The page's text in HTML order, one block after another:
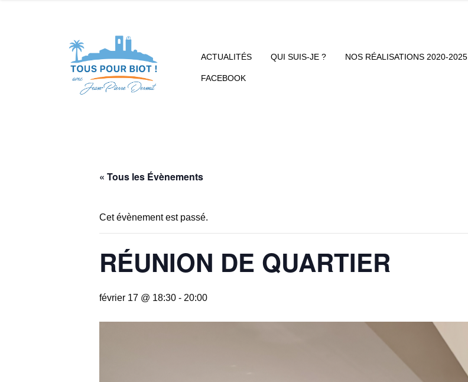
ACTUALITÉS QUI SUIS-JE ? NOS RÉALISATIONS 2020-2025
FACEBOOK
« Tous les Évènements
Cet évènement est passé.
RÉUNION DE QUARTIER
février 17 @ 18:30 - 20:00